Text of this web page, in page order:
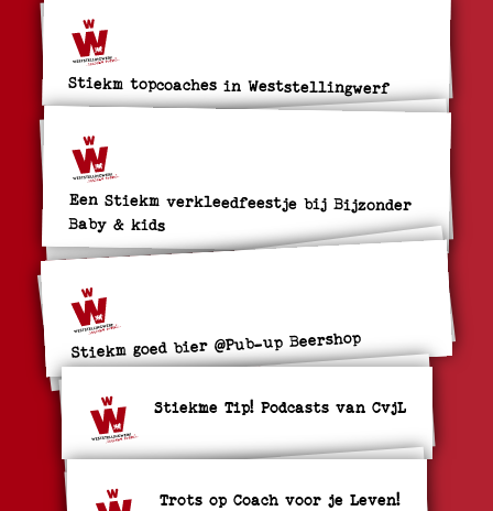
Stiekm topcoaches in Weststellingwerf
Een Stiekm verkleedfeestje bij Bijzonder
Baby & kids
Stiekm goed bier @Pub-up Beershop
Stiekme Tip! Podcasts van CvjL
Trots op Coach voor je Leven!